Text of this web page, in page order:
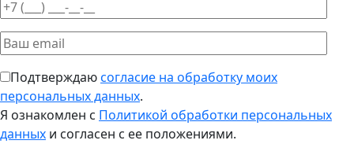
Подтверждаюсогласие на обработку моих
персональных данных.
Я ознакомлен с Политикой обработки персональных
данных и согласен с ее положениями.